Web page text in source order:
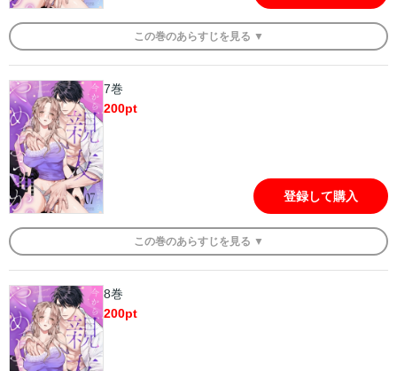
この巻のあらすじを 見る ▼
7巻
200pt
登録して購入
この巻のあらすじを 見る ▼
8巻
200pt